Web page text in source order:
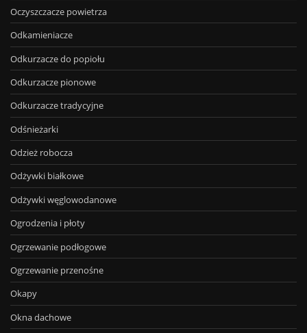
Oczyszczacze powietrza
Odkamieniacze
Odkurzacze do popiołu
Odkurzacze pionowe
Odkurzacze tradycyjne
Odśnieżarki
Odzież robocza
Odżywki białkowe
Odżywki węglowodanowe
Ogrodzenia i płoty
Ogrzewanie podłogowe
Ogrzewanie przenośne
Okapy
Okna dachowe